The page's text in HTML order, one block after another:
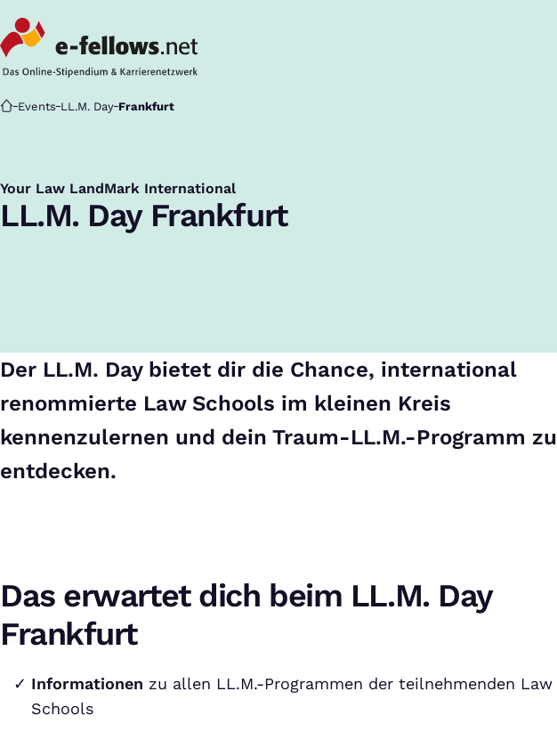
Startseite
Events LL.M. Day Frankfurt
Your Law LandMark International
:
LL.M. Day Frankfurt
Der LL.M. Day bietet dir die Chance, international
renommierte Law Schools im kleinen Kreis
kennenzulernen und dein Traum-LL.M.-Programm zu
entdecken.
Das erwartet dich beim LL.M. Day
Frankfurt
Informationen zu allen LL.M.-Programmen der teilnehmenden Law
Schools